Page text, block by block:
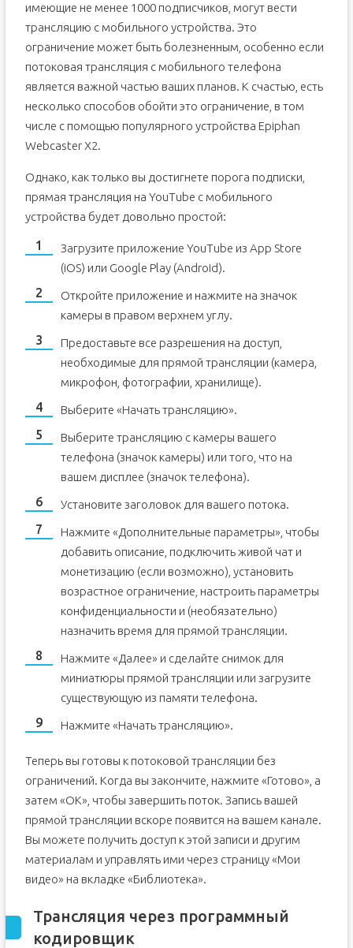
имеющие не менее 1000 подписчиков, могут вести
трансляцию с мобильного устройства. Это
ограничение может быть болезненным, особенно если
потоковая трансляция с мобильного телефона
является важной частью ваших планов. К счастью, есть
несколько способов обойти это ограничение, в том
числе с помощью популярного устройства Epiphan
Webcaster X2.
Однако, как только вы достигнете порога подписки,
прямая трансляция на YouTube с мобильного
устройства будет довольно простой:
Загрузите приложение YouTube из App Store
(iOS) или Google Play (Android).
Откройте приложение и нажмите на значок
камеры в правом верхнем углу.
Предоставьте все разрешения на доступ,
необходимые для прямой трансляции (камера,
микрофон, фотографии, хранилище).
Выберите «Начать трансляцию».
Выберите трансляцию с камеры вашего
телефона (значок камеры) или того, что на
вашем дисплее (значок телефона).
Установите заголовок для вашего потока.
Нажмите «Дополнительные параметры», чтобы
добавить описание, подключить живой чат и
монетизацию (если возможно), установить
возрастное ограничение, настроить параметры
конфиденциальности и (необязательно)
назначить время для прямой трансляции.
Нажмите «Далее» и сделайте снимок для
миниатюры прямой трансляции или загрузите
существующую из памяти телефона.
Нажмите «Начать трансляцию».
Теперь вы готовы к потоковой трансляции без
ограничений. Когда вы закончите, нажмите «Готово», а
затем «ОК», чтобы завершить поток. Запись вашей
прямой трансляции вскоре появится на вашем канале.
Вы можете получить доступ к этой записи и другим
материалам и управлять ими через страницу «Мои
видео» на вкладке «Библиотека».
Трансляция через программный
кодировщик